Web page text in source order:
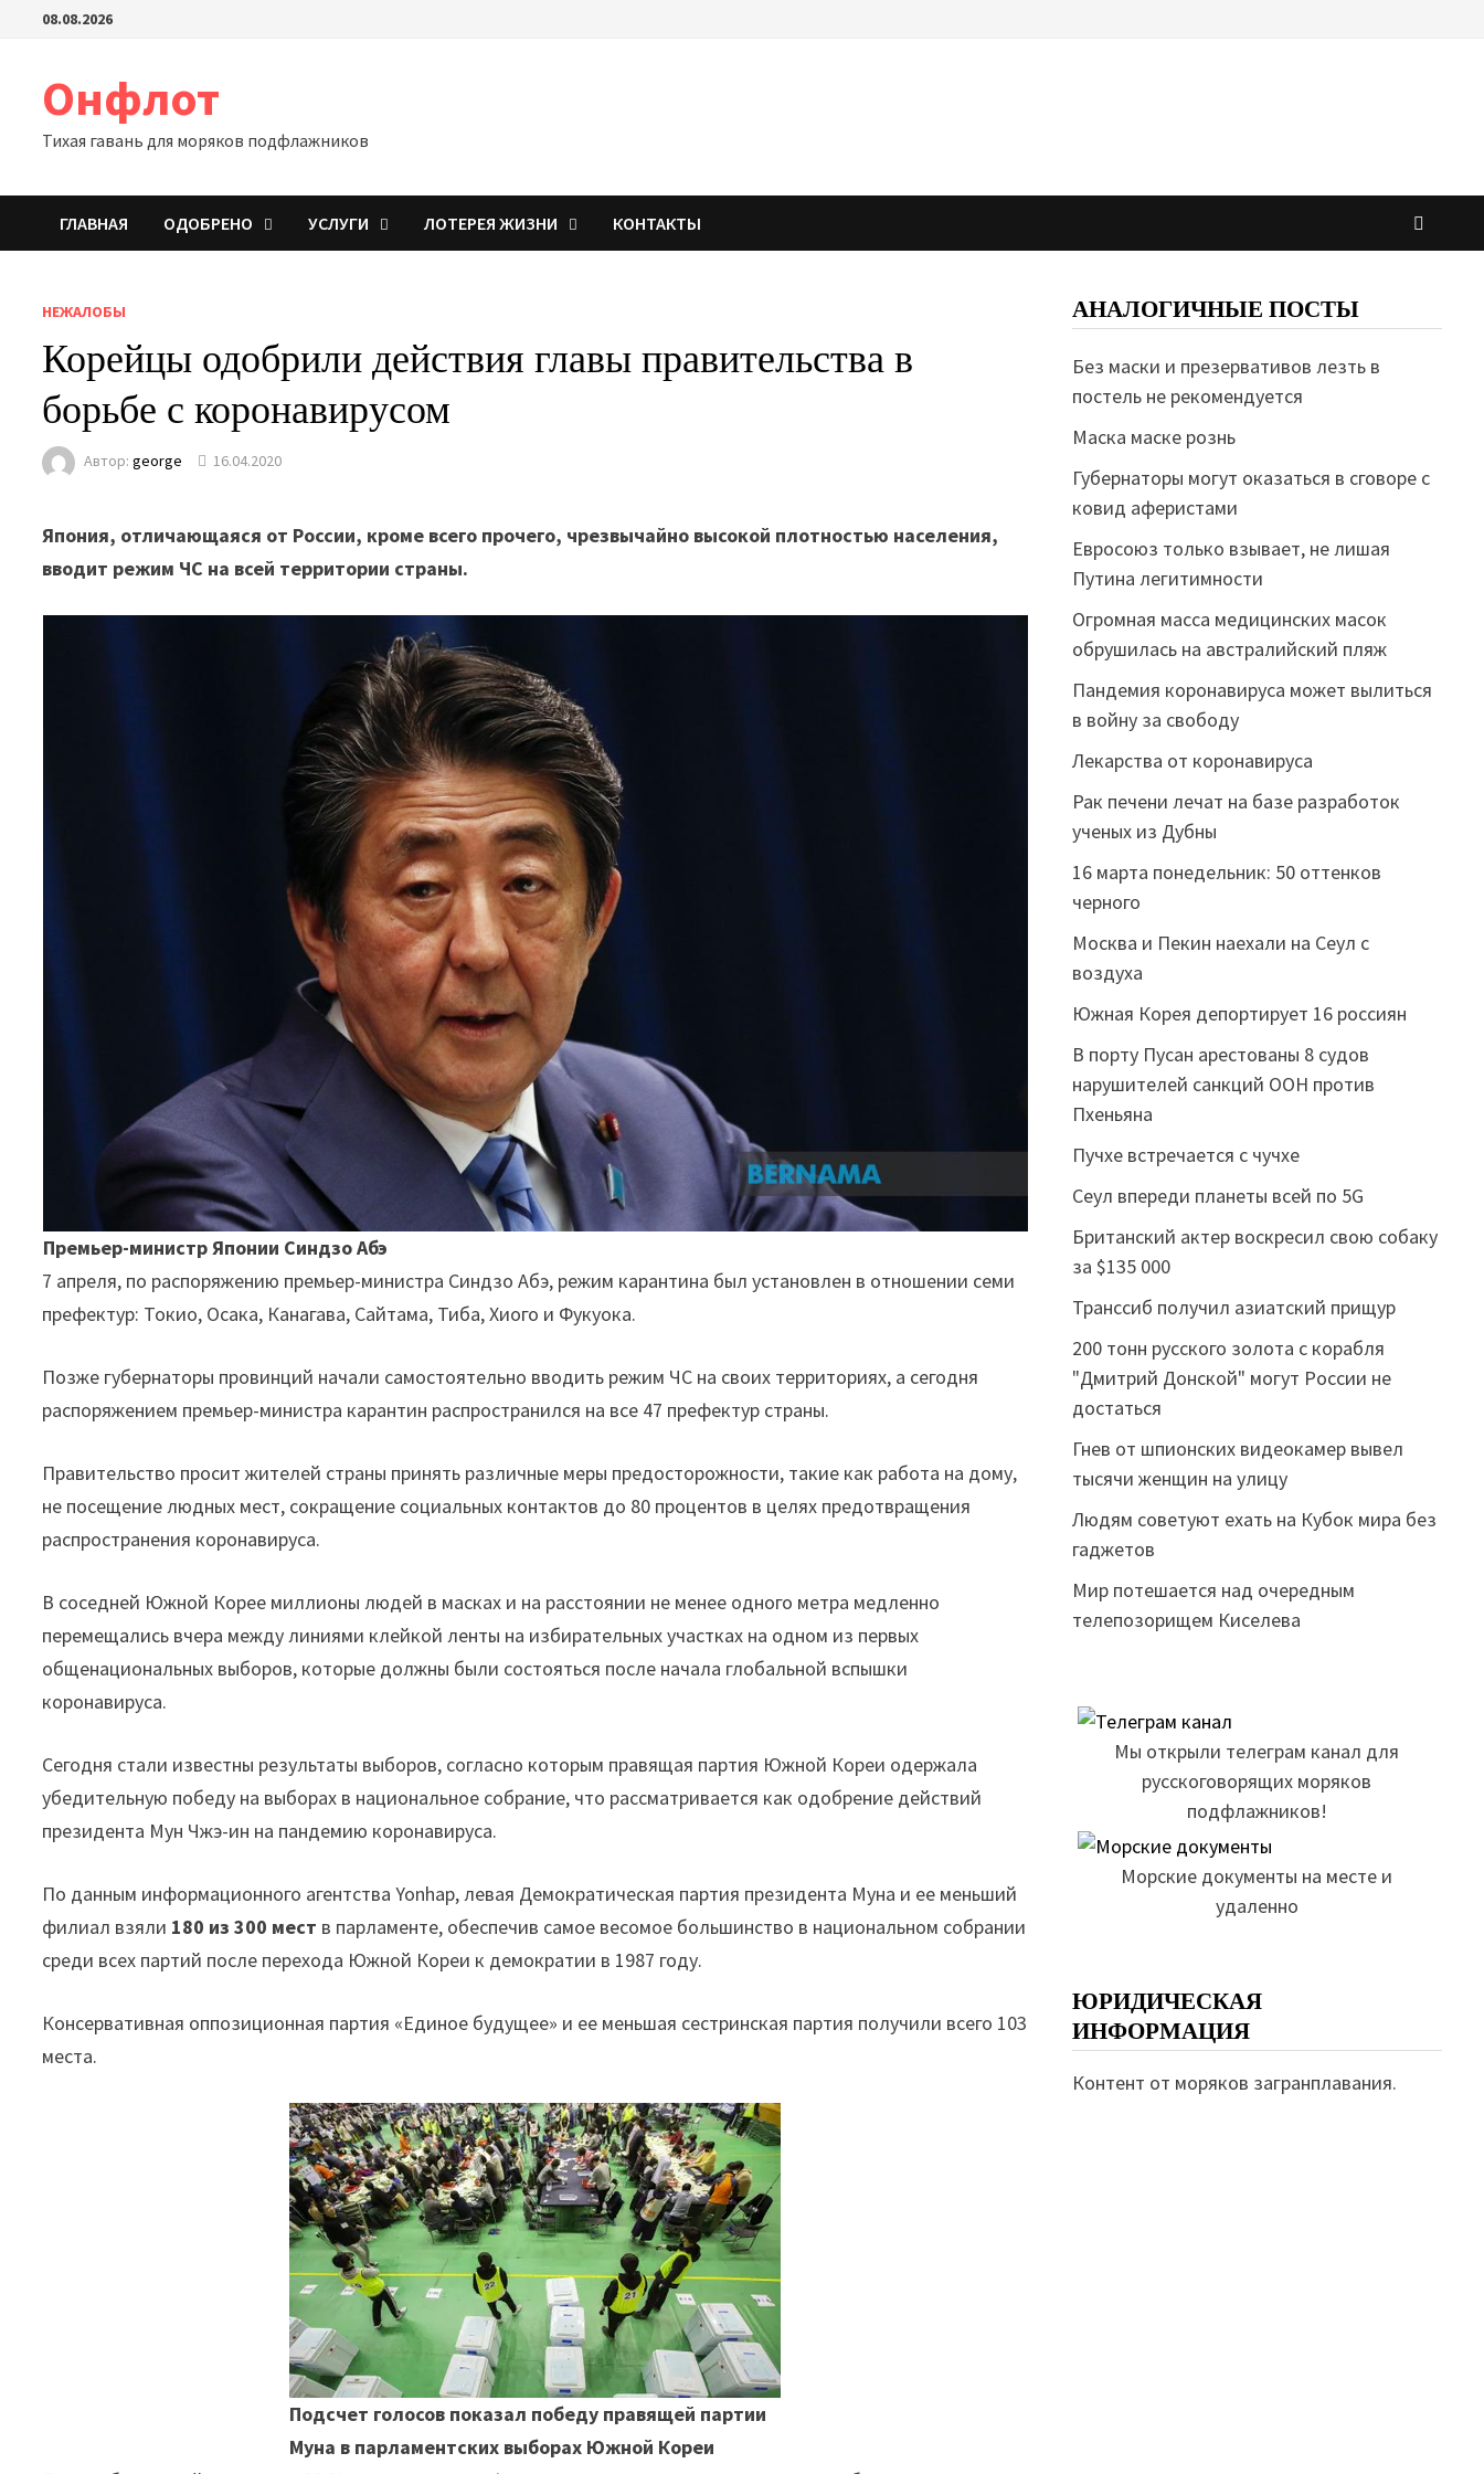
Перейти08.08.2026
Онфлот
Тихая гавань для моряков подфлажников
ГЛАВНАЯ ОДОБРЕНО УСЛУГИ ЛОТЕРЕЯ ЖИЗНИ КОНТАКТЫ
НЕЖАЛОБЫ
Корейцы одобрили действия главы правительства в
борьбе с коронавирусом
Автор:george 16.04.2020
Япония, отличающаяся от России, кроме всего прочего, чрезвычайно высокой плотностью населения,
вводит режим ЧС на всей территории страны.
Премьер-министр Японии Синдзо Абэ
7 апреля, по распоряжению премьер-министра Синдзо Абэ, режим карантина был установлен в отношении семи
префектур: Токио, Осака, Канагава, Сайтама, Тиба, Хиого и Фукуока.
Позже губернаторы провинций начали самостоятельно вводить режим ЧС на своих территориях, а сегодня
распоряжением премьер-министра карантин распространился на все 47 префектур страны.
Правительство просит жителей страны принять различные меры предосторожности, такие как работа на дому,
не посещение людных мест, сокращение социальных контактов до 80 процентов в целях предотвращения
распространения коронавируса.
В соседней Южной Корее миллионы людей в масках и на расстоянии не менее одного метра медленно
перемещались вчера между линиями клейкой ленты на избирательных участках на одном из первых
общенациональных выборов, которые должны были состояться после начала глобальной вспышки
коронавируса.
Сегодня стали известны результаты выборов, согласно которым правящая партия Южной Кореи одержала
убедительную победу на выборах в национальное собрание, что рассматривается как одобрение действий
президента Мун Чжэ-ин на пандемию коронавируса.
По данным информационного агентства Yonhap, левая Демократическая партия президента Муна и ее меньший
филиал взяли 180 из 300 мест в парламенте, обеспечив самое весомое большинство в национальном собрании
среди всех партий после перехода Южной Кореи к демократии в 1987 году.
Консервативная оппозиционная партия «Единое будущее» и ее меньшая сестринская партия получили всего 103
места.
Подсчет голосов показал победу правящей партии
Муна в парламентских выборах Южной Кореи
АНАЛОГИЧНЫЕ ПОСТЫ
Без маски и презервативов лезть в
постель не рекомендуется
Маска маске рознь
Губернаторы могут оказаться в сговоре с
ковид аферистами
Евросоюз только взывает, не лишая
Путина легитимности
Огромная масса медицинских масок
обрушилась на австралийский пляж
Пандемия коронавируса может вылиться
в войну за свободу
Лекарства от коронавируса
Рак печени лечат на базе разработок
ученых из Дубны
16 марта понедельник: 50 оттенков
черного
Москва и Пекин наехали на Сеул с
воздуха
Южная Корея депортирует 16 россиян
В порту Пусан арестованы 8 судов
нарушителей санкций ООН против
Пхеньяна
Пучхе встречается с чучхе
Сеул впереди планеты всей по 5G
Британский актер воскресил свою собаку
за $135 000
Транссиб получил азиатский прищур
200 тонн русского золота с корабля
"Дмитрий Донской" могут России не
достаться
Гнев от шпионских видеокамер вывел
тысячи женщин на улицу
Людям советуют ехать на Кубок мира без
гаджетов
Мир потешается над очередным
телепозорищем Киселева
Мы открыли телеграм канал для
русскоговорящих моряков
подфлажников!
Морские документы на месте и
удаленно
ЮРИДИЧЕСКАЯ
ИНФОРМАЦИЯ
Контент от моряков загранплавания.